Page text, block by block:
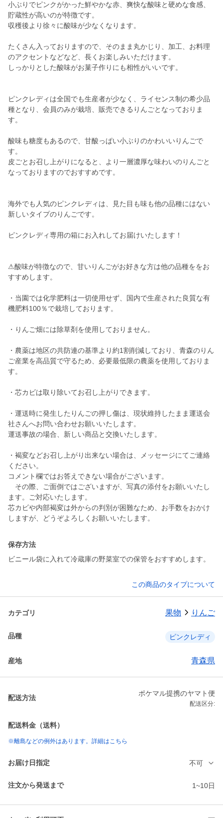
小ぶりでピンクがかった鮮やかな赤、爽快な酸味と硬めな食感、
貯蔵性が高いのが特徴です。
収穫後より徐々に酸味が少なくなります。
たくさん入っておりますので、そのまま丸かじり、加工、お料理
のアクセントなどなど、長くお楽しみいただけます。
しっかりとした酸味がお菓子作りにも相性がいいです。
ピンクレディは全国でも生産者が少なく、ライセンス制の希少品
種となり、会員のみが栽培、販売できるりんごとなっておりま
す。
酸味も糖度もあるので、甘酸っぱい小ぶりのかわいいりんごで
す。
皮ごとお召し上がりになると、より一層濃厚な味わいのりんごと
なっておりますのでおすすめです。
海外でも人気のピンクレディは、見た目も味も他の品種にはない
新しいタイプのりんごです。
ピンクレディ専用の箱にお入れしてお届けいたします！
⚠酸味が特徴なので、甘いりんごがお好きな方は他の品種ををお
すすめします。
・当園では化学肥料は一切使用せず、国内で生産された良質な有
機肥料100％で栽培しております。
・りんご畑には除草剤を使用しておりません。
・農薬は地区の共防連の基準より約1割削減しており、青森のりん
ご産業を高品質で守るため、必要最低限の農薬を使用しておりま
す。
・芯カビは取り除いてお召し上がりできます。
・運送時に発生したりんごの押し傷は、現状維持したまま運送会
社さんへお問い合わせお願いいたします。
運送事故の場合、新しい商品と交換いたします。
・褐変などお召し上がり出来ない場合は、メッセージにてご連絡
ください。
コメント欄ではお答えできない場合がございます。
その際、ご面倒ではございますが、写真の添付をお願いいたし
ます。ご対応いたします。
芯カビや内部褐変は外からの判別が困難なため、お手数をおかけ
しますが、どうぞよろしくお願いいたします。
保存方法
ビニール袋に入れて冷蔵庫の野菜室での保管をおすすめします。
この商品のタイプについて
カテゴリ 果物 りんご
品種 ピンクレディ
産地 青森県
配送方法
ポケマル提携のヤマト便
配送区分:
配送料金（送料）
※離島などの例外はあります。詳細はこちら
お届け日指定 不可
注文から発送まで 1~10日